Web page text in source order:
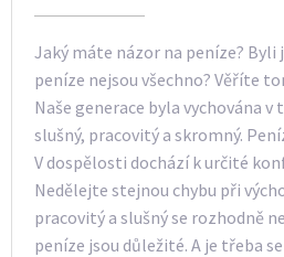
Jaký máte názor na peníze? Byli
peníze nejsou všechno? Věříte
Naše generace byla vychována
slušný, pracovitý a skromný.
V dospělosti dochází k určité
Nedělejte stejnou chybu při
pracovitý a slušný se rozhodně
peníze jsou důležité. A je třeba